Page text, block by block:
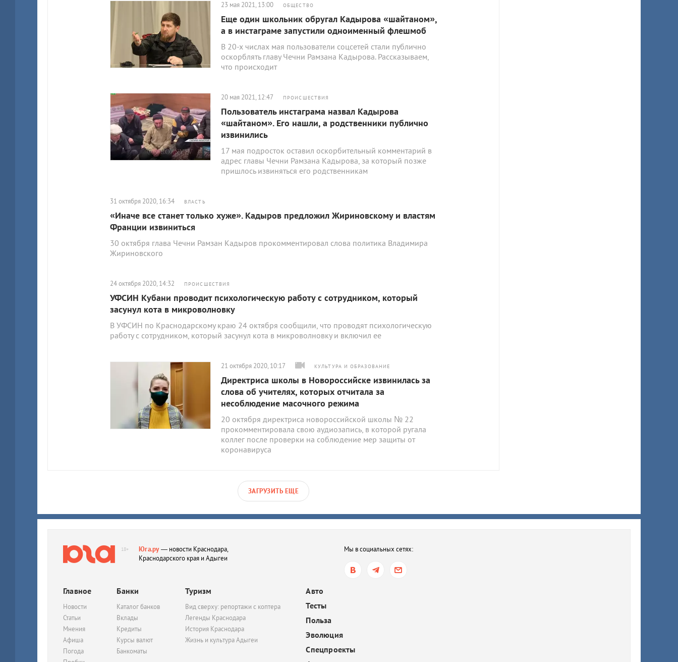
23 мая 2021, 13:00 ОБЩЕСТВО
Еще один школьник обругал Кадырова «шайтаном»,
а в инстаграме запустили одноименный флешмоб
В 20-х числах мая пользователи соцсетей стали публично
оскорблять главу Чечни Рамзана Кадырова. Рассказываем,
что происходит
20 мая 2021, 12:47 ПРОИСШЕСТВИЯ
Пользователь инстаграма назвал Кадырова
«шайтаном». Его нашли, а родственники публично
извинились
17 мая подросток оставил оскорбительный комментарий в
адрес главы Чечни Рамзана Кадырова, за который позже
пришлось извиняться его родственникам
31 октября 2020, 16:34 ВЛАСТЬ
«Иначе все станет только хуже». Кадыров предложил Жириновскому и властям
Франции извиниться
30 октября глава Чечни Рамзан Кадыров прокомментировал слова политика Владимира
Жириновского
24 октября 2020, 14:32 ПРОИСШЕСТВИЯ
УФСИН Кубани проводит психологическую работу с сотрудником, который
засунул кота в микроволновку
В УФСИН по Краснодарскому краю 24 октября сообщили, что проводят психологическую
работу с сотрудником, который засунул кота в микроволновку и включил ее
21 октября 2020, 10:17 КУЛЬТУРА И ОБРАЗОВАНИЕ
Директриса школы в Новороссийске извинилась за
слова об учителях, которых отчитала за
несоблюдение масочного режима
20 октября директриса новороссийской школы № 22
прокомментировала свою аудиозапись, в которой ругала
коллег после проверки на соблюдение мер защиты от
коронавируса
ЗАГРУЗИТЬ ЕЩЕ
18+ Юга.ру— новости Краснодара,
Краснодарского края и Адыгеи
Мы в социальных сетях:
Главное
Новости
Статьи
Мнения
Афиша
Погода
Банки
Каталог банков
Вклады
Кредиты
Курсы валют
Банкоматы
Туризм
Вид сверху: репортажи с коптера
Легенды Краснодара
История Краснодара
Жизнь и культура Адыгеи
Авто
Тесты
Польза
Эволюция
Спецпроекты